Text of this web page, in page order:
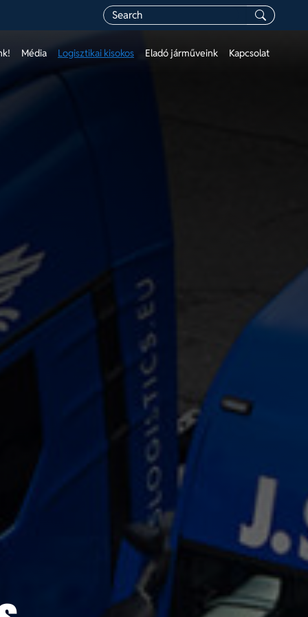
Média Logisztikai kisokos Eladó járműveink Kapcsolat